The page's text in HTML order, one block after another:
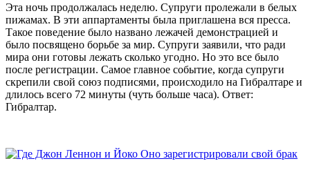
Эта ночь продолжалась неделю. Супруги пролежали в белых
пижамах. В эти аппартаменты была приглашена вся пресса.
Такое поведение было названо лежачей демонстрацией и
было посвящено борьбе за мир. Супруги заявили, что ради
мира они готовы лежать сколько угодно. Но это все было
после регистрации. Самое главное событие, когда супруги
скрепили свой союз подписями, происходило на Гибралтаре и
длилось всего 72 минуты (чуть больше часа). Ответ:
Гибралтар.